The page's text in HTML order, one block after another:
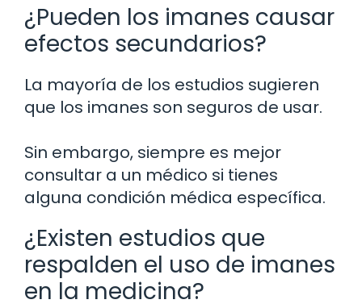
¿Pueden los imanes causar
efectos secundarios?
La mayoría de los estudios sugieren
que los imanes son seguros de usar.
Sin embargo, siempre es mejor
consultar a un médico si tienes
alguna condición médica específica.
¿Existen estudios que
respalden el uso de imanes
en la medicina?